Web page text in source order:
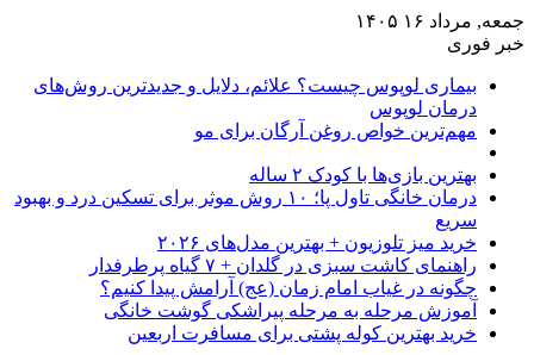
جمعه, مرداد ۱۶ ۱۴۰۵
خبر فوری
بیماری لوپوس چیست؟ علائم، دلایل و جدیدترین روش‌های
درمان لوپوس
مهم‌ترین خواص روغن آرگان برای مو
بهترین بازی‌ها با کودک ۲ ساله
درمان خانگی تاول پا؛ ۱۰ روش موثر برای تسکین درد و بهبود
سریع
خرید میز تلوزیون + بهترین مدل‌های ۲۰۲۶
راهنمای کاشت سبزی در گلدان + ۷ گیاه پرطرفدار
چگونه در غیاب امام زمان (عج) آرامش پیدا کنیم؟
آموزش مرحله به مرحله پیراشکی گوشت خانگی
خرید بهترین کوله پشتی برای مسافرت اربعین